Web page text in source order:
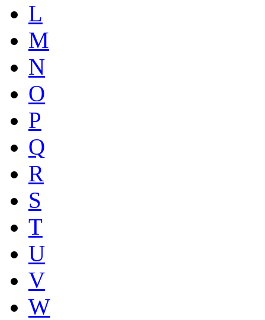
L
M
N
O
P
Q
R
S
T
U
V
W